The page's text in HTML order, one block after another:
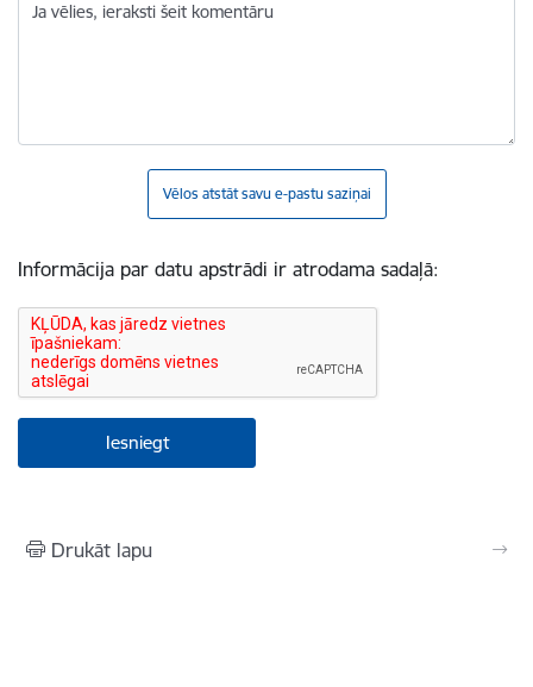
Ja vēlies, ieraksti šeit komentāru
Vēlos atstāt savu e-pastu saziņai
Informācija par datu apstrādi ir atrodama sadaļā:
Drukāt lapu